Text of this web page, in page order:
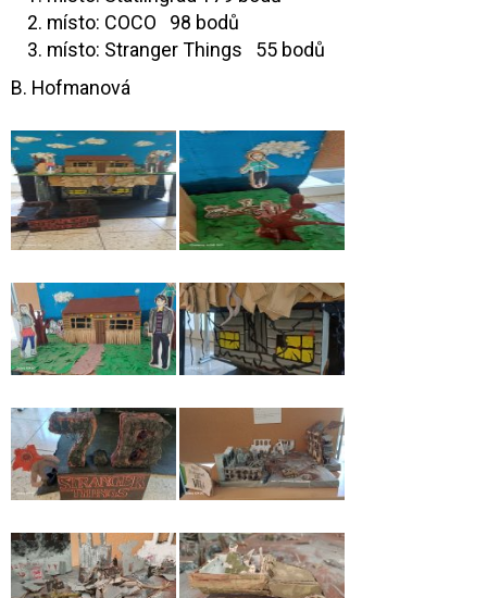
místo: COCO 98 bodů
místo: Stranger Things 55 bodů
B. Hofmanová